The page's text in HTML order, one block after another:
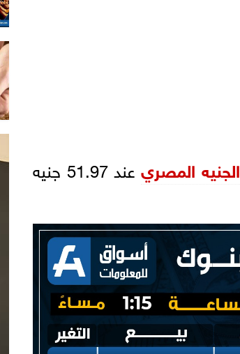
الجنيه المصري
عند 51.97 جنيه